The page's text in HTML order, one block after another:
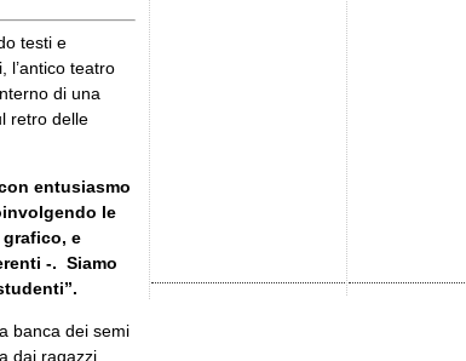
testi e
l’antico teatro
di una
retro delle
entusiasmo
le
e
-. Siamo
banca dei semi
dai ragazzi